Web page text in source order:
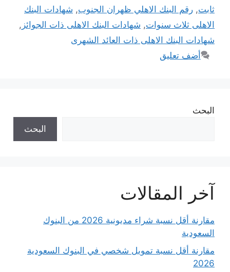
ثابت, رقم البنك الاهلي ظهران الجنوب, شهادات البنك
الاهلى ثلاث سنوات, شهادات البنك الاهلى ذات الجوائز ,
شهادات البنك الاهلى ذات العائد الشهرى
أضف تعليق
البحث
البحث
آخر المقالات
مقارنة أقل نسبة شراء مديونية 2026 من البنوك
السعودية
مقارنة أقل نسبة تمويل شخصي في البنوك السعودية
2026